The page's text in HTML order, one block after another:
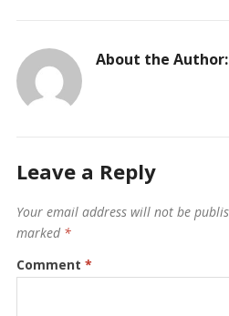
About the Author:
Leave a Reply
Your email address will not be
marked *
Comment *